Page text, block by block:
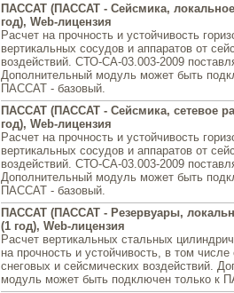
ПАССАТ (ПАССАТ - Сейсмика,
год), Web-лицензия
Расчет на прочность и устойчивость
вертикальных сосудов и аппаратов от
воздействий. СТО-СА-03.003-2009
Дополнительный модуль может быть
ПАССАТ - базовый.
ПАССАТ (ПАССАТ - Сейсмика, сетевое
год), Web-лицензия
Расчет на прочность и устойчивость
вертикальных сосудов и аппаратов от
воздействий. СТО-СА-03.003-2009
Дополнительный модуль может быть
ПАССАТ - базовый.
ПАССАТ (ПАССАТ - Резервуары,
(1 год), Web-лицензия
Расчет вертикальных стальных
на прочность и устойчивость, в том числе
снеговых и сейсмических воздействий.
модуль может быть подключен только к